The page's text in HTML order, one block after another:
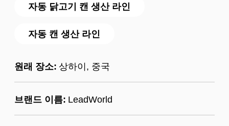
자동 닭고기 캔 생산 라인
자동 캔 생산 라인
원래 장소: 상하이, 중국
브랜드 이름: LeadWorld